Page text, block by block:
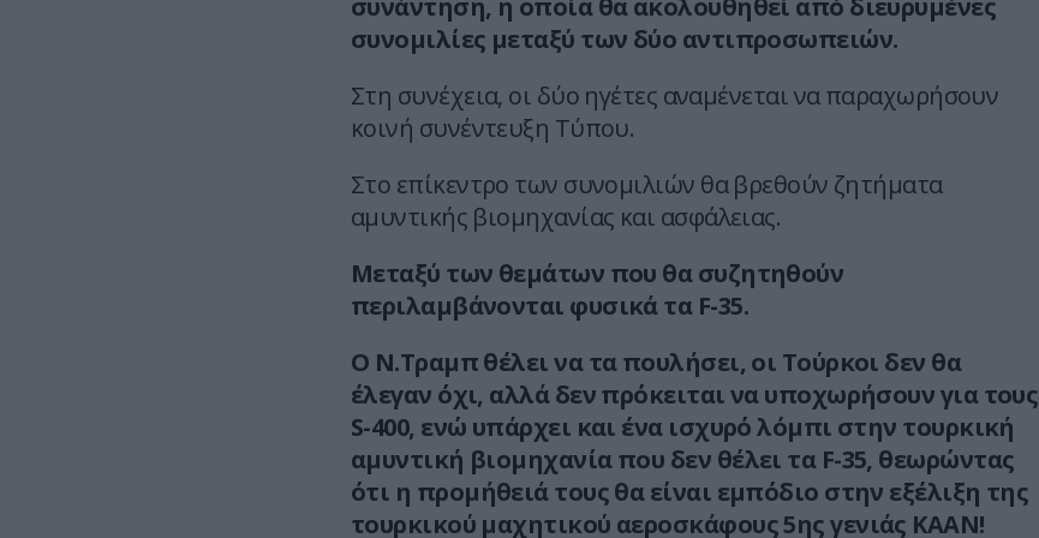
συνάντηση, η οποία θα ακολουθηθεί από διευρυμένες
συνομιλίες μεταξύ των δύο αντιπροσωπειών.
Στη συνέχεια, οι δύο ηγέτες αναμένεται να παραχωρήσουν
κοινή συνέντευξη Τύπου.
Στο επίκεντρο των συνομιλιών θα βρεθούν ζητήματα
αμυντικής βιομηχανίας και ασφάλειας.
Μεταξύ των θεμάτων που θα συζητηθούν
περιλαμβάνονται φυσικά τα F-35.
Ο Ν.Τραμπ θέλει να τα πουλήσει, οι Τούρκοι δεν θα
έλεγαν όχι, αλλά δεν πρόκειται να υποχωρήσουν για τους
S-400, ενώ υπάρχει και ένα ισχυρό λόμπι στην τουρκική
αμυντική βιομηχανία που δεν θέλει τα F-35, θεωρώντας
ότι η προμήθειά τους θα είναι εμπόδιο στην εξέλιξη της
τουρκικού μαχητικού αεροσκάφους 5ης γενιάς ΚΑΑΝ!